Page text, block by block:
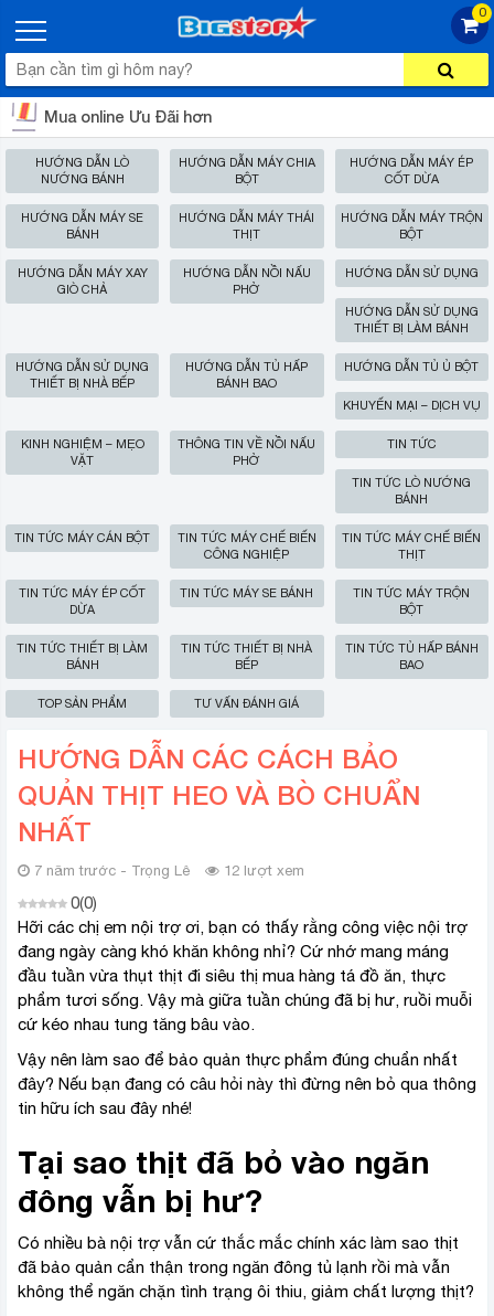
0
Mua online Ưu Đãi hơn
HƯỚNG DẪN LÒ
NƯỚNG BÁNH
HƯỚNG DẪN MÁY CHIA
BỘT
HƯỚNG DẪN MÁY ÉP
CỐT DỪA
HƯỚNG DẪN MÁY SE
BÁNH
HƯỚNG DẪN MÁY THÁI
THỊT
HƯỚNG DẪN MÁY TRỘN
BỘT
HƯỚNG DẪN MÁY XAY
GIÒ CHẢ
HƯỚNG DẪN NỒI NẤU
PHỞ
HƯỚNG DẪN SỬ DỤNG
HƯỚNG DẪN SỬ DỤNG
THIẾT BỊ LÀM BÁNH
HƯỚNG DẪN SỬ DỤNG
THIẾT BỊ NHÀ BẾP
HƯỚNG DẪN TỦ HẤP
BÁNH BAO
HƯỚNG DẪN TỦ Ủ BỘT
KHUYẾN MẠI – DỊCH VỤ
KINH NGHIỆM – MẸO
VẶT
THÔNG TIN VỀ NỒI NẤU
PHỞ
TIN TỨC
TIN TỨC LÒ NƯỚNG
BÁNH
TIN TỨC MÁY CÁN BỘT
TIN TỨC MÁY CHẾ BIẾN
CÔNG NGHIỆP
TIN TỨC MÁY CHẾ BIẾN
THỊT
TIN TỨC MÁY ÉP CỐT
DỪA
TIN TỨC MÁY SE BÁNH
TIN TỨC MÁY TRỘN
BỘT
TIN TỨC THIẾT BỊ LÀM
BÁNH
TIN TỨC THIẾT BỊ NHÀ
BẾP
TIN TỨC TỦ HẤP BÁNH
BAO
TOP SẢN PHẨM TƯ VẤN ĐÁNH GIÁ
HƯỚNG DẪN CÁC CÁCH BẢO
QUẢN THỊT HEO VÀ BÒ CHUẨN
NHẤT
7 năm trước - Trọng Lê 12 lượt xem
0(0)
Hỡi các chị em nội trợ ơi, bạn có thấy rằng công việc nội trợ
đang ngày càng khó khăn không nhỉ? Cứ nhớ mang máng
đầu tuần vừa thụt thịt đi siêu thị mua hàng tá đồ ăn, thực
phẩm tươi sống. Vậy mà giữa tuần chúng đã bị hư, ruồi muỗi
cứ kéo nhau tung tăng bâu vào.
Vậy nên làm sao để bảo quản thực phẩm đúng chuẩn nhất
đây? Nếu bạn đang có câu hỏi này thì đừng nên bỏ qua thông
tin hữu ích sau đây nhé!
Tại sao thịt đã bỏ vào ngăn
đông vẫn bị hư?
Có nhiều bà nội trợ vẫn cứ thắc mắc chính xác làm sao thịt
đã bảo quản cẩn thận trong ngăn đông tủ lạnh rồi mà vẫn
không thể ngăn chặn tình trạng ôi thiu, giảm chất lượng thịt?